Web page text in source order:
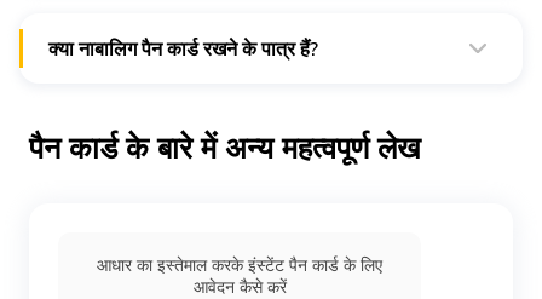
क्या नाबालिग पैन कार्ड रखने के पात्र हैं?
पैन कार्ड के बारे में अन्य महत्वपूर्ण लेख
आधार का इस्तेमाल करके इंस्टेंट पैन कार्ड के लिए
आवेदन कैसे करें